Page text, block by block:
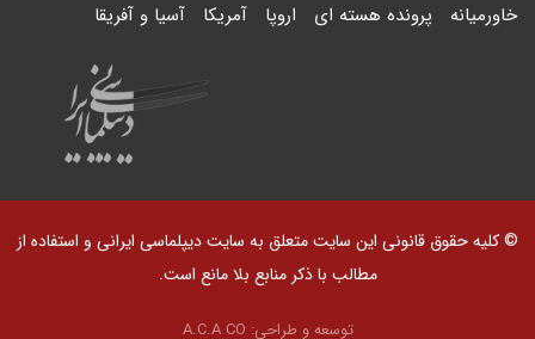
خاورمیانه پرونده هسته ای اروپا آمریکا آسیا و آفریقا
© کلیه حقوق قانونی این سایت متعلق به سایت دیپلماسی ایرانی و استفاده از
مطالب با ذکر منابع بلا مانع است.
توسعه و طراحی: A.C.A CO